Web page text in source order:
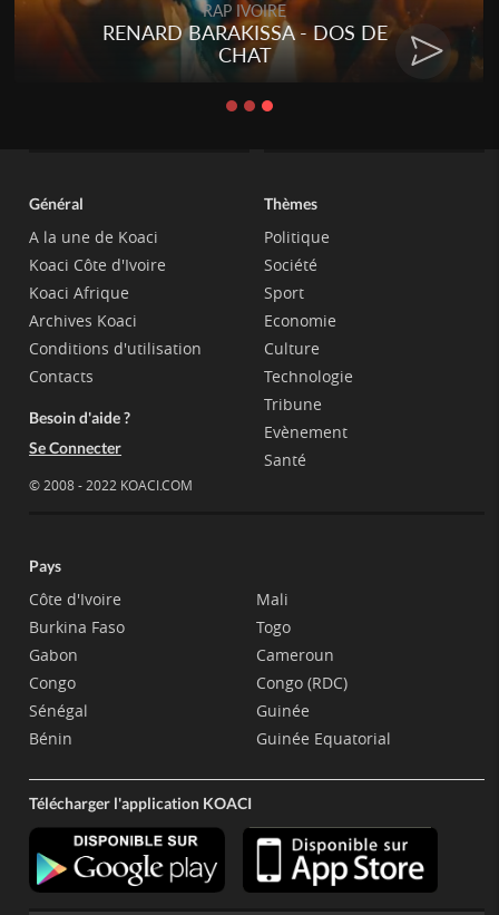
RAP IVOIRE
RENARD BARAKISSA - DOS DE
CHAT
Général
A la une de Koaci
Koaci Côte d'Ivoire
Koaci Afrique
Archives Koaci
Conditions d'utilisation
Contacts
Besoin d'aide ?
Se Connecter
© 2008 - 2022 KOACI.COM
Thèmes
Politique
Société
Sport
Economie
Culture
Technologie
Tribune
Evènement
Santé
Pays
Côte d'Ivoire
Burkina Faso
Gabon
Congo
Sénégal
Bénin
Mali
Togo
Cameroun
Congo (RDC)
Guinée
Guinée Equatorial
Télécharger l'application KOACI